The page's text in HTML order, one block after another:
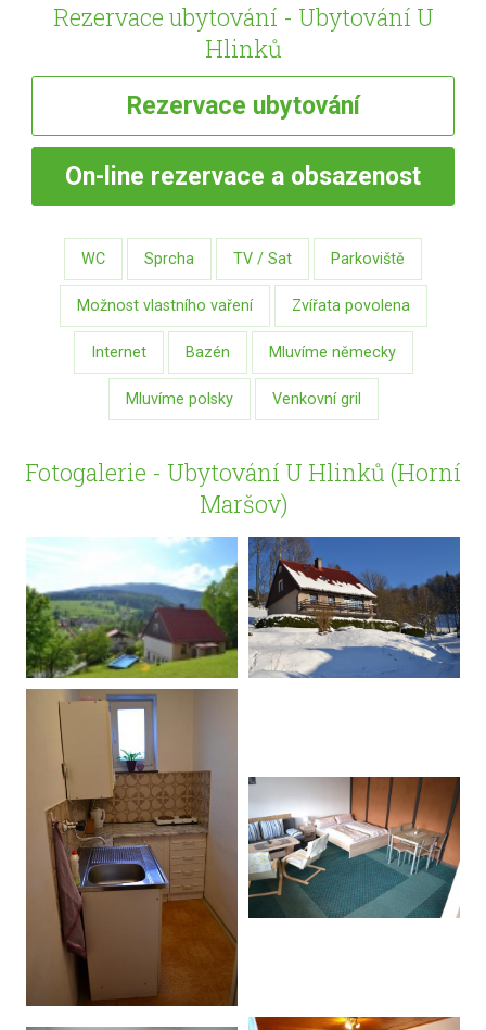
Rezervace ubytování - Ubytování U
Hlinků
Rezervace ubytování
On-line rezervace a obsazenost
WC Sprcha TV / Sat Parkoviště
Možnost vlastního vaření Zvířata povolena
Internet Bazén Mluvíme německy
Mluvíme polsky Venkovní gril
Fotogalerie - Ubytování U Hlinků (Horní
Maršov)